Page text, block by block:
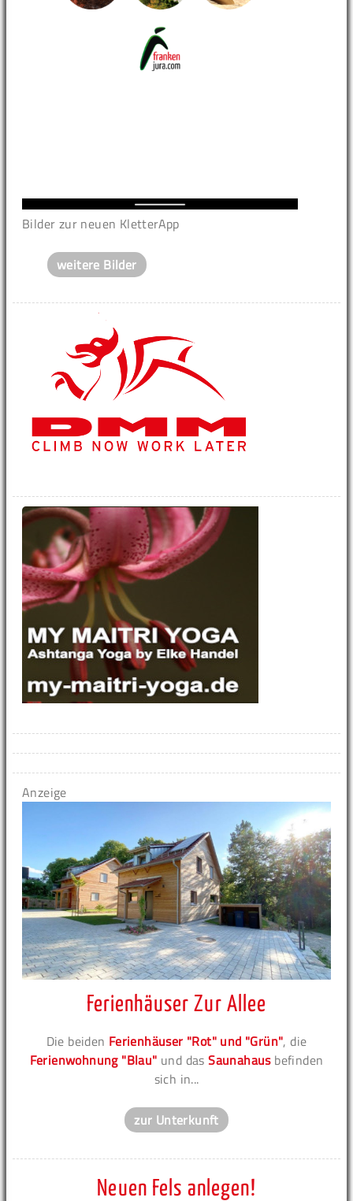
Bilder zur neuen KletterApp
weitere Bilder
Anzeige
Ferienhäuser Zur Allee
Die beiden Ferienhäuser "Rot" und "Grün", die
Ferienwohnung "Blau" und dasSaunahausbefinden
sich in...
zur Unterkunft
Neuen Fels anlegen!